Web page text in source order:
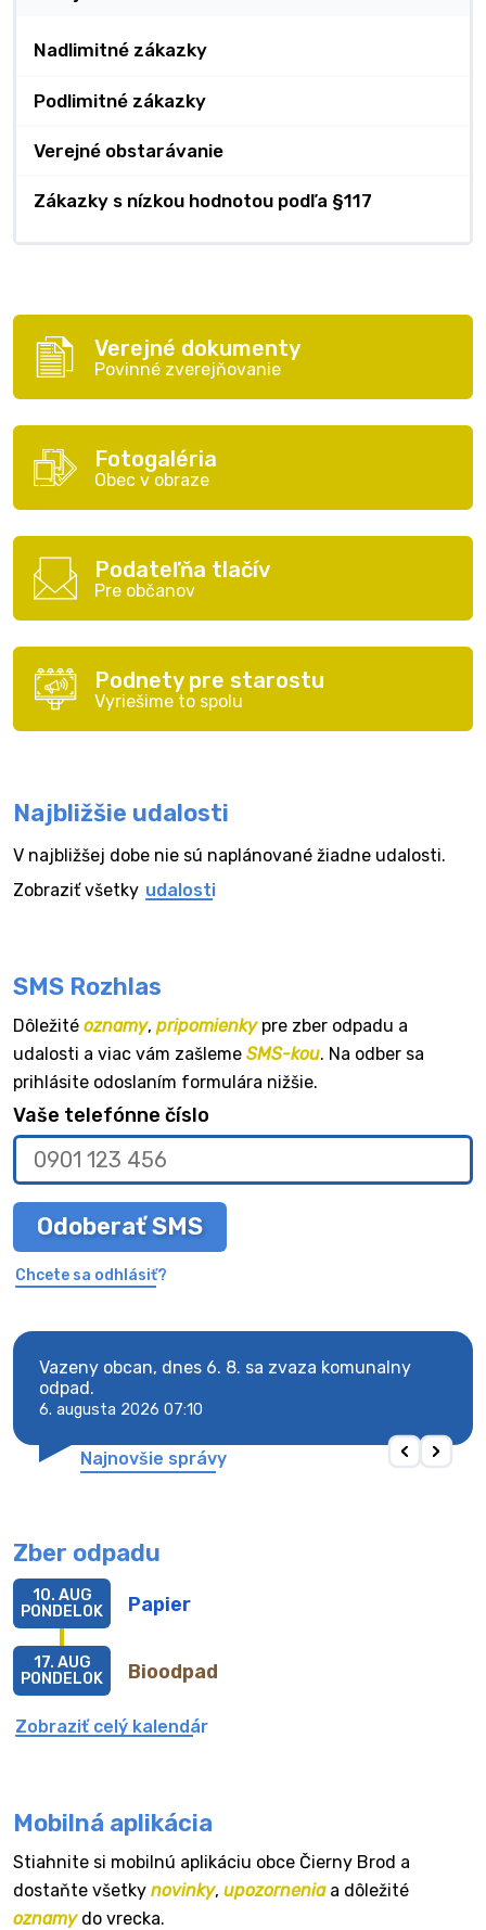
Nadlimitné zákazky
Podlimitné zákazky
Verejné obstarávanie
Zákazky s nízkou hodnotou podľa §117
Verejné dokumenty
Povinné zverejňovanie
Fotogaléria
Obec v obraze
Podateľňa tlačív
Pre občanov
Podnety pre starostu
Vyriešime to spolu
Najbližšie udalosti
V najbližšej dobe nie sú naplánované žiadne udalosti.
Zobraziť všetky udalosti
SMS Rozhlas
Dôležité oznamy, pripomienkypre zber odpadu a
udalosti a viac vám zašleme SMS-kou. Na odber sa
prihlásite odoslaním formulára nižšie.
Vaše telefónne číslo
Odoberať SMS
Chcete sa odhlásiť?
Vazeny obcan, dnes 6. 8. sa zvaza komunalny
odpad.
6. augusta 2026 07:10
Najnovšie správy
Zber odpadu
Papier
10. AUG
PONDELOK
Bioodpad
17. AUG
PONDELOK
Zobraziť celý kalendár
Mobilná aplikácia
Stiahnite si mobilnú aplikáciu obce Čierny Brod a
dostaňte všetky novinky, upozorneniaa dôležité
oznamydo vrecka.